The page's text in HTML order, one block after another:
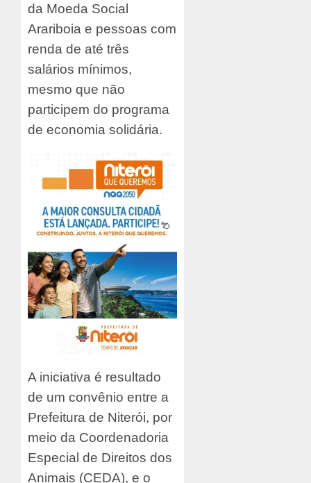
da Moeda Social
Arariboia e pessoas com
renda de até três
salários mínimos,
mesmo que não
participem do programa
de economia solidária.
A iniciativa é resultado
de um convênio entre a
Prefeitura de Niterói, por
meio da Coordenadoria
Especial de Direitos dos
Animais (CEDA), e o